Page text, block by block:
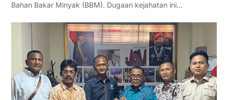
Bahan Bakar Minyak (BBM). Dugaan kejahatan ini…